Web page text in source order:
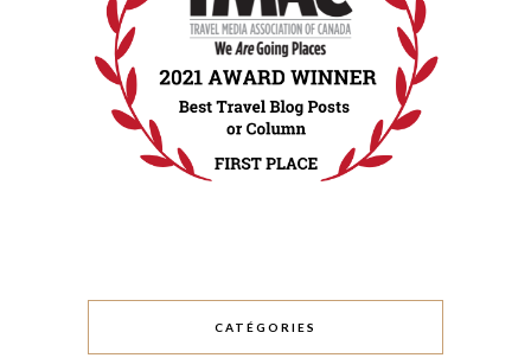
CATÉGORIES